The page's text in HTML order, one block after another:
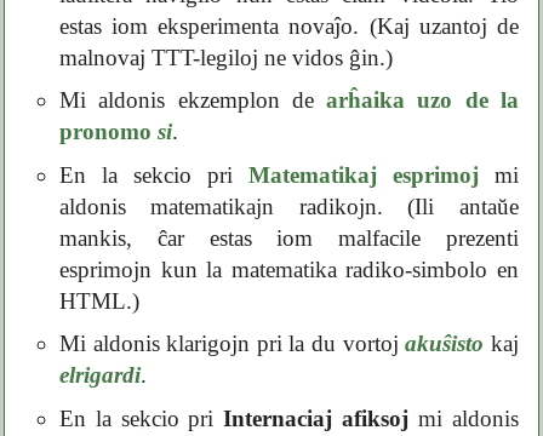
estas iom eksperimenta novaĵo. (Kaj uzantoj de
malnovaj TTT-legiloj ne vidos ĝin.)
Mi aldonis ekzemplon dearĥaika uzo de la
pronomo si.
En la sekcio pri Matematikaj esprimoj mi
aldonis matematikajn radikojn. (Ili antaŭe
mankis, ĉar estas iom malfacile prezenti
esprimojn kun la matematika radiko-simbolo en
HTML.)
Mi aldonis klarigojn pri la du vortojakuŝisto kaj
elrigardi.
En la sekcio priInternaciaj afiksoj mi aldonis